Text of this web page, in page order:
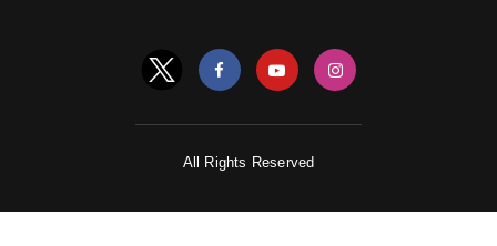
All Rights Reserved